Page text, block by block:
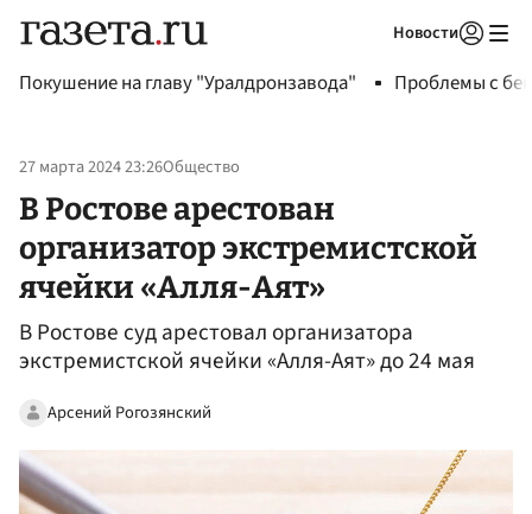
Новости
Покушение на главу "Уралдронзавода" Проблемы с
27 марта 2024 23:26Общество
В Ростове арестован
организатор экстремистской
ячейки «Алля-Аят»
В Ростове суд арестовал организатора
экстремистской ячейки «Алля-Аят» до 24 мая
Арсений Рогозянский